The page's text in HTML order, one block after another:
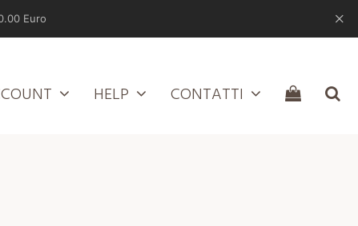
Euro
HELP CONTATTI